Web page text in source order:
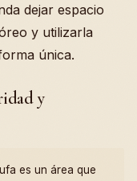
dejar espacio
y utilizarla
única.
y
es un área que